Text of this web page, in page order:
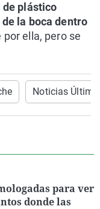
de plástico
la boca dentro
ella, pero se
Noticias
para ver
donde las